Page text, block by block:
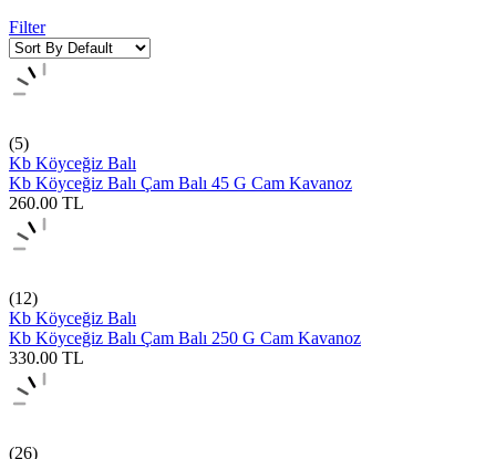
Filter
(5)
Kb Köyceğiz Balı
Kb Köyceğiz Balı Çam Balı 45 G Cam Kavanoz
260.00 TL
(12)
Kb Köyceğiz Balı
Kb Köyceğiz Balı Çam Balı 250 G Cam Kavanoz
330.00 TL
(26)